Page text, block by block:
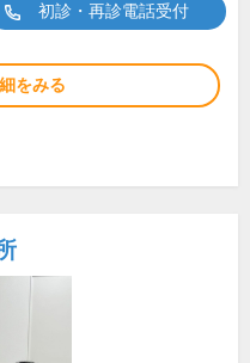
初診・再診電話受付
をみる